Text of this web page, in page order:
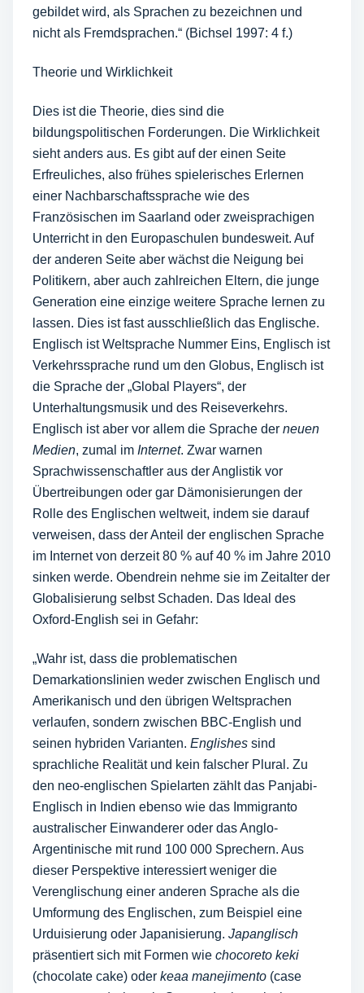
gebildet wird, als Sprachen zu bezeichnen und
nicht als Fremdsprachen.“ (Bichsel 1997: 4 f.)
Theorie und Wirklichkeit
Dies ist die Theorie, dies sind die
bildungspolitischen Forderungen. Die Wirklichkeit
sieht anders aus. Es gibt auf der einen Seite
Erfreuliches, also frühes spielerisches Erlernen
einer Nachbarschaftssprache wie des
Französischen im Saarland oder zweisprachigen
Unterricht in den Europaschulen bundesweit. Auf
der anderen Seite aber wächst die Neigung bei
Politikern, aber auch zahlreichen Eltern, die junge
Generation eine einzige weitere Sprache lernen zu
lassen. Dies ist fast ausschließlich das Englische.
Englisch ist Weltsprache Nummer Eins, Englisch ist
Verkehrssprache rund um den Globus, Englisch ist
die Sprache der „Global Players“, der
Unterhaltungsmusik und des Reiseverkehrs.
Englisch ist aber vor allem die Sprache der neuen
Medien, zumal im Internet. Zwar warnen
Sprachwissenschaftler aus der Anglistik vor
Übertreibungen oder gar Dämonisierungen der
Rolle des Englischen weltweit, indem sie darauf
verweisen, dass der Anteil der englischen Sprache
im Internet von derzeit 80 % auf 40 % im Jahre 2010
sinken werde. Obendrein nehme sie im Zeitalter der
Globalisierung selbst Schaden. Das Ideal des
Oxford-English sei in Gefahr:
„Wahr ist, dass die problematischen
Demarkationslinien weder zwischen Englisch und
Amerikanisch und den übrigen Weltsprachen
verlaufen, sondern zwischen BBC-English und
seinen hybriden Varianten. Englishes sind
sprachliche Realität und kein falscher Plural. Zu
den neo-englischen Spielarten zählt das Panjabi-
Englisch in Indien eben­so wie das Immigranto
australischer Einwanderer oder das Anglo-
Argentinische mit rund 100 000 Sprechern. Aus
dieser Perspektive interessiert weniger die
Verenglischung einer anderen Sprache als die
Umformung des Englischen, zum Beispiel eine
Urduisierung oder Japanisierung. Japanglisch
präsentiert sich mit Formen wie chocoreto keki
(chocolate cake) oder keaa manejimento (case